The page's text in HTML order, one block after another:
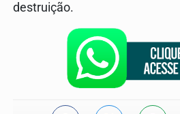
destruição.